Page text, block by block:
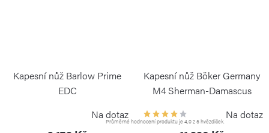
Kapesní nůž Barlow Prime
EDC
Na dotaz
Kapesní nůž Böker Germany
M4 Sherman-Damascus
Průměrné hodnocení produktu je 4,0 z 5 hvězdiček.
Na dotaz